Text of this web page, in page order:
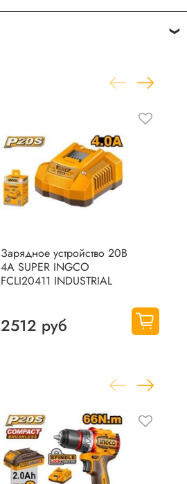
Зарядное устройство 20B
4A SUPER INGCO
FCLI20411 INDUSTRIAL
2512 руб